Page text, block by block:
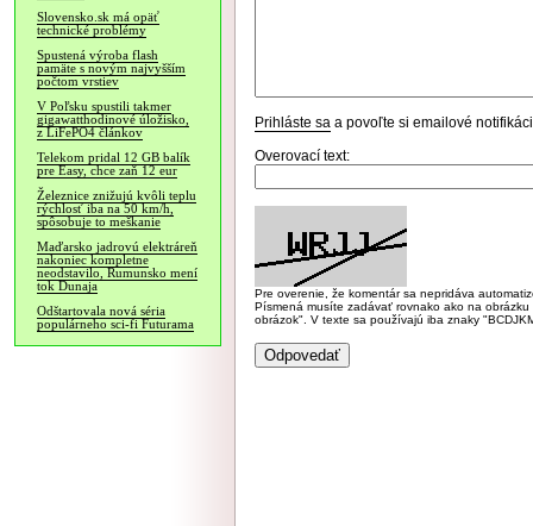
Slovensko.sk má opäť
technické problémy
Spustená výroba flash
pamäte s novým najvyšším
počtom vrstiev
V Poľsku spustili takmer
gigawatthodinové úložisko,
z LiFePO4 článkov
Telekom pridal 12 GB balík
pre Easy, chce zaň 12 eur
Železnice znižujú kvôli teplu
rýchlosť iba na 50 km/h,
spôsobuje to meškanie
Maďarsko jadrovú elektráreň
nakoniec kompletne
neodstavilo, Rumunsko mení
tok Dunaja
Odštartovala nová séria
populárneho sci-fi Futurama
Prihláste sa a povoľte si emailové
Overovací text:
Pre overenie, že komentár sa nepridáva
Písmená musíte zadávať rovnako ako na
obrázok". V texte sa používajú iba znaky